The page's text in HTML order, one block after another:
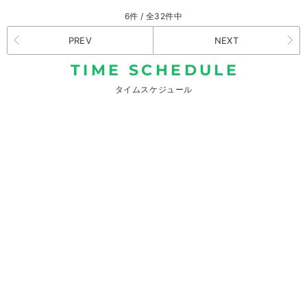
6件 / 全32件中
PREV NEXT
TIME SCHEDULE
タイムスケジュール